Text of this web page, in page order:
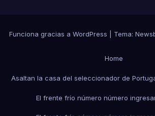
Funciona gracias a WordPress Tema:
Home
Asaltan la casa del seleccionador de
El frente frío número número